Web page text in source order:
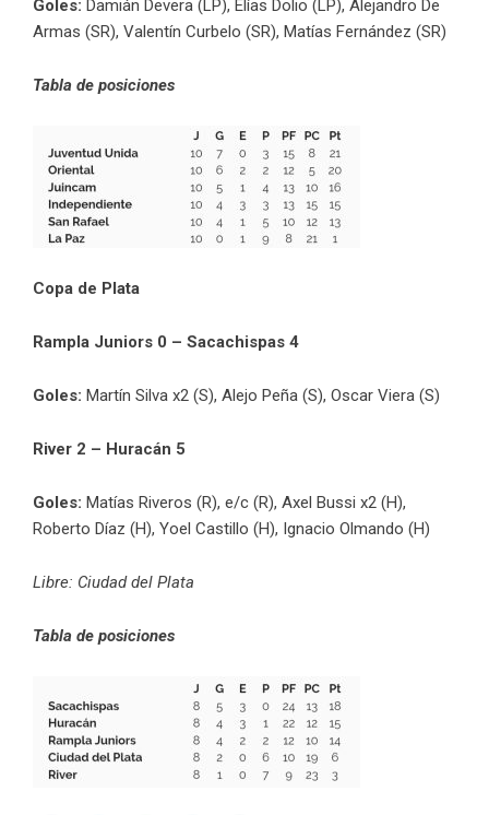
Goles: Damián Devera (LP), Elías Dolio (LP), Alejandro De
Armas (SR), Valentín Curbelo (SR), Matías Fernández (SR)
Tabla de posiciones
Copa de Plata
Rampla Juniors 0 – Sacachispas 4
Goles: Martín Silva x2 (S), Alejo Peña (S), Oscar Viera (S)
River 2 – Huracán 5
Goles: Matías Riveros (R), e/c (R), Axel Bussi x2 (H),
Roberto Díaz (H), Yoel Castillo (H), Ignacio Olmando (H)
Libre: Ciudad del Plata
Tabla de posiciones